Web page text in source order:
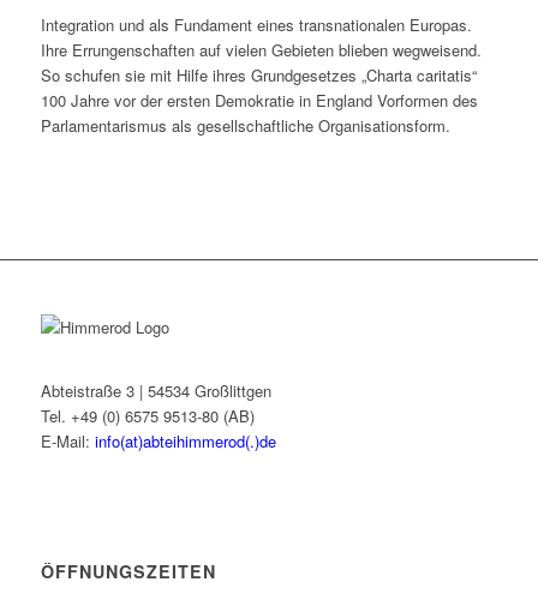
Integration und als Fundament eines transnationalen Europas.
Ihre Errungenschaften auf vielen Gebieten blieben wegweisend.
So schufen sie mit Hilfe ihres Grundgesetzes „Charta caritatis“
100 Jahre vor der ersten Demokratie in England Vorformen des
Parlamentarismus als gesellschaftliche Organisationsform.
Abteistraße 3 | 54534 Großlittgen
Tel. +49 (0) 6575 9513-80 (AB)
E-Mail: info(at)abteihimmerod(.)de
ÖFFNUNGSZEITEN